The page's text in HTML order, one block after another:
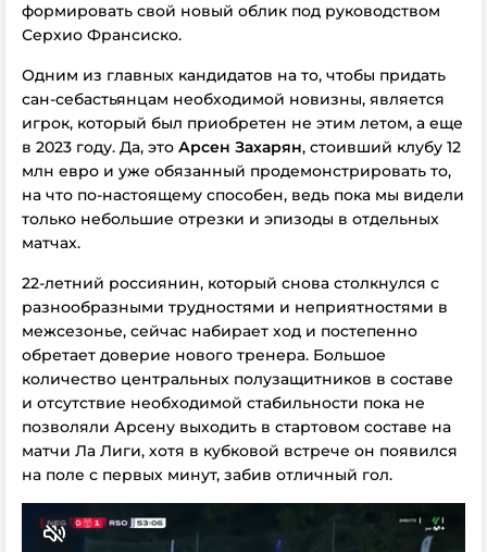
формировать свой новый облик под руководством
Серхио Франсиско.
Одним из главных кандидатов на то, чтобы придать
сан-себастьянцам необходимой новизны, является
игрок, который был приобретен не этим летом, а еще
в 2023 году. Да, это Арсен Захарян, стоивший клубу 12
млн евро и уже обязанный продемонстрировать то,
на что по-настоящему способен, ведь пока мы видели
только небольшие отрезки и эпизоды в отдельных
матчах.
22-летний россиянин, который снова столкнулся с
разнообразными трудностями и неприятностями в
межсезонье, сейчас набирает ход и постепенно
обретает доверие нового тренера. Большое
количество центральных полузащитников в составе
и отсутствие необходимой стабильности пока не
позволяли Арсену выходить в стартовом составе на
матчи Ла Лиги, хотя в кубковой встрече он появился
на поле с первых минут, забив отличный гол.